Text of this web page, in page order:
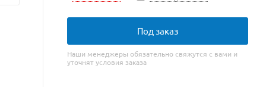
Под заказ
Наши менеджеры обязательно свяжутся с вами и
уточнят условия заказа